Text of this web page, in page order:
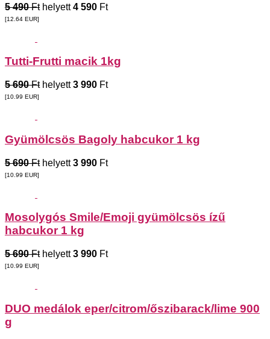
5 490 Fthelyett4 590 Ft
[12.64 EUR]
Tutti-Frutti macik 1kg
5 690 Fthelyett3 990 Ft
[10.99 EUR]
Gyümölcsös Bagoly habcukor 1 kg
5 690 Fthelyett3 990 Ft
[10.99 EUR]
Mosolygós Smile/Emoji gyümölcsös ízű
habcukor 1 kg
5 690 Fthelyett3 990 Ft
[10.99 EUR]
DUO medálok eper/citrom/őszibarack/lime 900
g